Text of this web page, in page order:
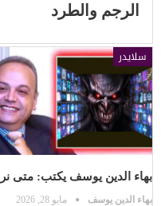
الرجم والطرد
سلايدر
بهاء الدين يوسف يكتب: متى
بهاء الدين يوسف مايو 28, 2026